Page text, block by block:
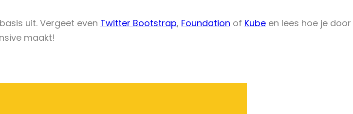
uit. Vergeet even Twitter Bootstrap, Foundation of Kube en lees hoe je
maakt!